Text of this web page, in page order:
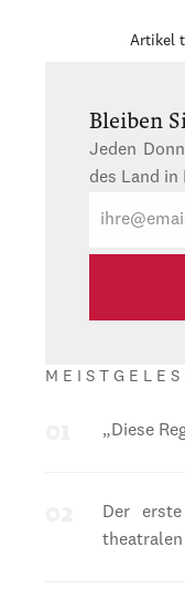
Artikel
Bleiben
Jeden
des Land in
Mail
„Diese
Der